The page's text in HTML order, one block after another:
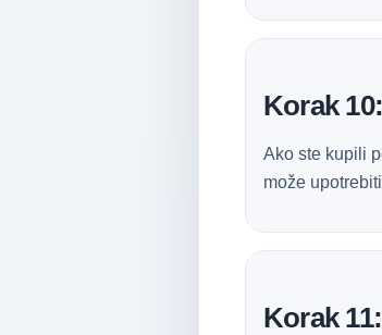
Korak
Ako ste kupili
može
Korak